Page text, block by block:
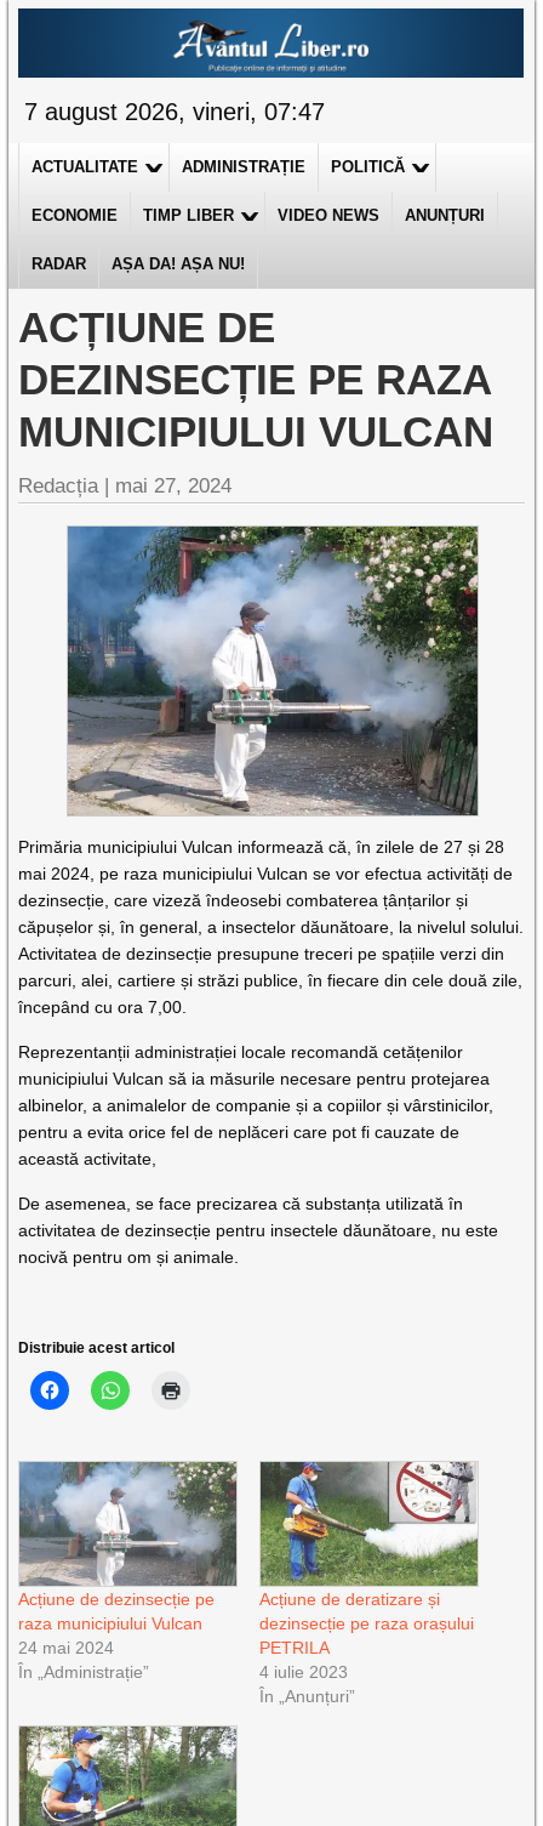
7 august 2026, vineri, 07:47
ACTUALITATE ADMINISTRAȚIE POLITICĂ
ECONOMIE TIMP LIBER VIDEO NEWS ANUNȚURI
RADAR AȘA DA! AȘA NU!
ACȚIUNE DE
DEZINSECȚIE PE RAZA
MUNICIPIULUI VULCAN
Redacția | mai 27, 2024
Primăria municipiului Vulcan informează că, în zilele de 27 și 28
mai 2024, pe raza municipiului Vulcan se vor efectua activități de
dezinsecție, care vizeză îndeosebi combaterea țânțarilor și
căpușelor și, în general, a insectelor dăunătoare, la nivelul solului.
Activitatea de dezinsecție presupune treceri pe spațiile verzi din
parcuri, alei, cartiere și străzi publice, în fiecare din cele două zile,
începând cu ora 7,00.
Reprezentanții administrației locale recomandă cetățenilor
municipiului Vulcan să ia măsurile necesare pentru protejarea
albinelor, a animalelor de companie și a copiilor și vârstinicilor,
pentru a evita orice fel de neplăceri care pot fi cauzate de
această activitate,
De asemenea, se face precizarea că substanța utilizată în
activitatea de dezinsecție pentru insectele dăunătoare, nu este
nocivă pentru om și animale.
Distribuie acest articol
Acțiune de dezinsecție pe
raza municipiului Vulcan
24 mai 2024
În „Administrație”
Acțiune de deratizare și
dezinsecție pe raza orașului
PETRILA
4 iulie 2023
În „Anunțuri”